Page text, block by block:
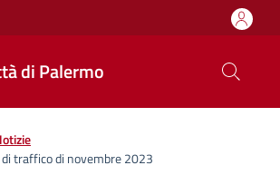
di Palermo
traffico di novembre 2023